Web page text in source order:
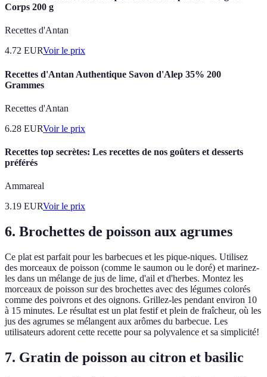
Corps 200 g
Recettes d'Antan
4.72 EURVoir le prix
Recettes d'Antan Authentique Savon d'Alep 35% 200
Grammes
Recettes d'Antan
6.28 EURVoir le prix
Recettes top secrètes: Les recettes de nos goûters et desserts
préférés
Ammareal
3.19 EURVoir le prix
6. Brochettes de poisson aux agrumes
Ce plat est parfait pour les barbecues et les pique-niques. Utilisez
des morceaux de poisson (comme le saumon ou le doré) et marinez-
les dans un mélange de jus de lime, d'ail et d'herbes. Montez les
morceaux de poisson sur des brochettes avec des légumes colorés
comme des poivrons et des oignons. Grillez-les pendant environ 10
à 15 minutes. Le résultat est un plat festif et plein de fraîcheur, où les
jus des agrumes se mélangent aux arômes du barbecue. Les
utilisateurs adorent cette recette pour sa polyvalence et sa simplicité!
7. Gratin de poisson au citron et basilic